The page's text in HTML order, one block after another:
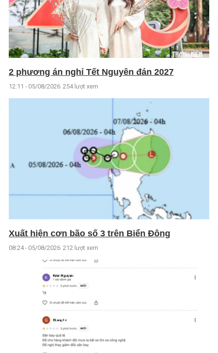
2 phương án nghỉ Tết Nguyên đán 2027
12:11 - 05/08/2026 254 lượt xem
Xuất hiện cơn bão số 3 trên Biển Đông
08:24 - 05/08/2026 212 lượt xem